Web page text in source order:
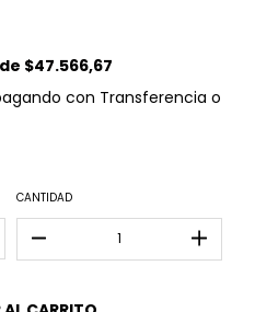
$47.566,67
con Transferencia o
CANTIDAD